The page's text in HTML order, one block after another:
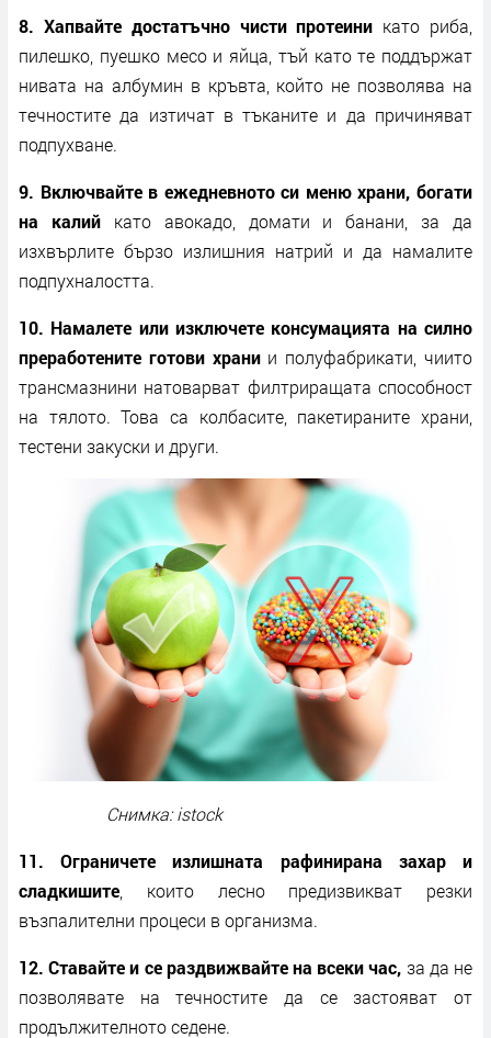
8. Хапвайте достатъчно чисти протеини като риба,
пилешко, пуешко месо и яйца, тъй като те поддържат
нивата на албумин в кръвта, който не позволява на
течностите да изтичат в тъканите и да причиняват
подпухване.
9. Включвайте в ежедневното си меню храни, богати
на калий като авокадо, домати и банани, за да
изхвърлите бързо излишния натрий и да намалите
подпухналостта.
10. Намалете или изключете консумацията на силно
преработените готови хрании полуфабрикати, чиито
трансмазнини натоварват филтриращата способност
на тялото. Това са колбасите, пакетираните храни,
тестени закуски и други.
Снимка: istock
11. Ограничете излишната рафинирана захар и
сладкишите , които лесно предизвикват резки
възпалителни процеси в организма.
12. Ставайте и се раздвижвайте на всеки час, за да не
позволявате на течностите да се застояват от
продължителното седене.